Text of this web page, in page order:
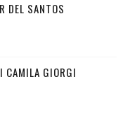
DEL SANTOS
CAMILA GIORGI